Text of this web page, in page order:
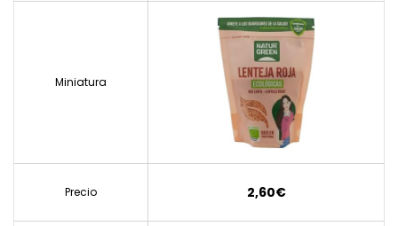
Miniatura
Precio 2,60€